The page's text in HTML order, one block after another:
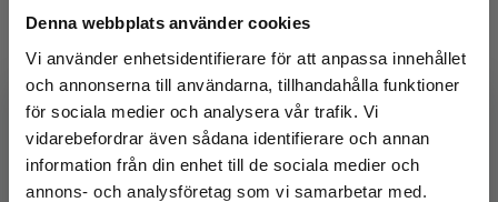
Denna webbplats använder cookies
Vi använder enhetsidentifierare för att anpassa innehållet
och annonserna till användarna, tillhandahålla funktioner
för sociala medier och analysera vår trafik. Vi
vidarebefordrar även sådana identifierare och annan
information från din enhet till de sociala medier och
annons- och analysföretag som vi samarbetar med.
Begränsad fraktregion
Att ta vara på barns röster
Dahlbeck, Per (red.)
171 krinkl. moms
Exkl. moms: 161 kr